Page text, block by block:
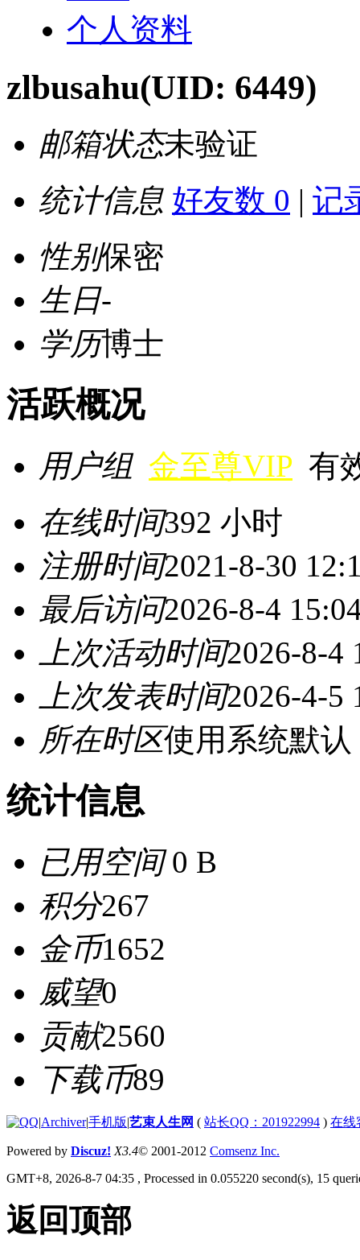
个人资料
zlbusahu(UID: 6449)
邮箱状态未验证
统计信息 好友数 0 | 记
性别保密
生日-
学历博士
活跃概况
用户组 金至尊VIP 有
在线时间392 小时
注册时间2021-8-30
最后访问2026-8-4
上次活动时间2026-8-4
上次发表时间2026-4-5
所在时区使用系统默认
统计信息
已用空间0 B
积分267
金币1652
威望0
贡献2560
下载币89
|Archiver|手机版|艺束人生网 ( 站长QQ：201922994 ) 在线
Powered by Discuz! X3.4© 2001-2012 Comsenz Inc.
GMT+8, 2026-8-7 04:35 , Processed in 0.055220 second(s), 15
返回顶部